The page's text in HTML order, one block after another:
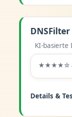
DNSFilter
KI-basierte
★★★★☆
Details &